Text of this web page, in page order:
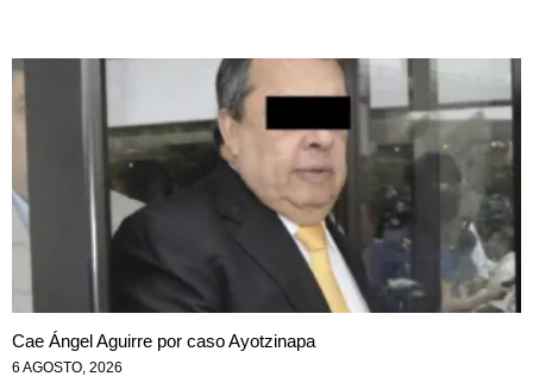
Cae Ángel Aguirre por caso Ayotzinapa
6 AGOSTO, 2026